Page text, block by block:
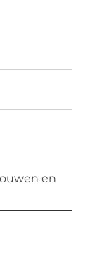
en